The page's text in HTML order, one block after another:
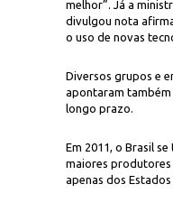
melhor”. Já a
divulgou nota
o uso de novas
Diversos grupos e
apontaram também
longo prazo.
Em 2011, o Brasil
maiores produtores
apenas dos